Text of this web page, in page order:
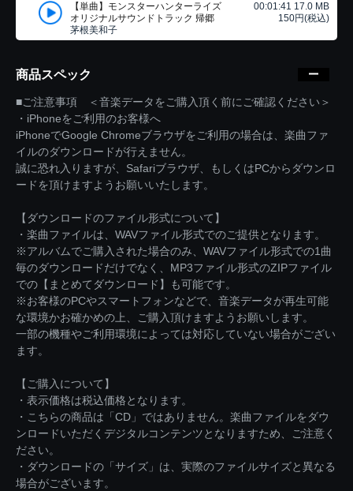
【単曲】モンスターハンターライズ
オリジナルサウンドトラック 帰郷
茅根美和子
00:01:41 17.0 MB
150円(税込)
商品スペック
■ご注意事項 ＜音楽データをご購入頂く前にご確認ください＞
・iPhoneをご利用のお客様へ
iPhoneでGoogle Chromeブラウザをご利用の場合は、楽曲ファ
イルのダウンロードが行えません。
誠に恐れ入りますが、Safariブラウザ、もしくはPCからダウンロ
ードを頂けますようお願いいたします。
【ダウンロードのファイル形式について】
・楽曲ファイルは、WAVファイル形式でのご提供となります。
※アルバムでご購入された場合のみ、WAVファイル形式での1曲
毎のダウンロードだけでなく、MP3ファイル形式のZIPファイル
での【まとめてダウンロード】も可能です。
※お客様のPCやスマートフォンなどで、音楽データが再生可能
な環境かお確かめの上、ご購入頂けますようお願いします。
一部の機種やご利用環境によっては対応していない場合がござい
ます。
【ご購入について】
・表示価格は税込価格となります。
・こちらの商品は「CD」ではありません。楽曲ファイルをダウ
ンロードいただくデジタルコンテンツとなりますため、ご注意く
ださい。
・ダウンロードの「サイズ」は、実際のファイルサイズと異なる
場合がございます。